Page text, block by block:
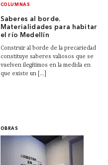
COLUMNAS
Saberes al borde.
Materialidades para habitar
el río Medellín
Construir al borde de la precariedad
constituye saberes valiosos que se
vuelven ilegítimos en la medida en
que existe un [...]
OBRAS